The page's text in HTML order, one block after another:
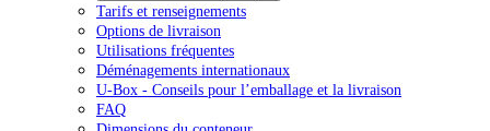
Tarifs et renseignements
Options de livraison
Utilisations fréquentes
Déménagements internationaux
U-Box - Conseils pour l’emballage et la livraison
FAQ